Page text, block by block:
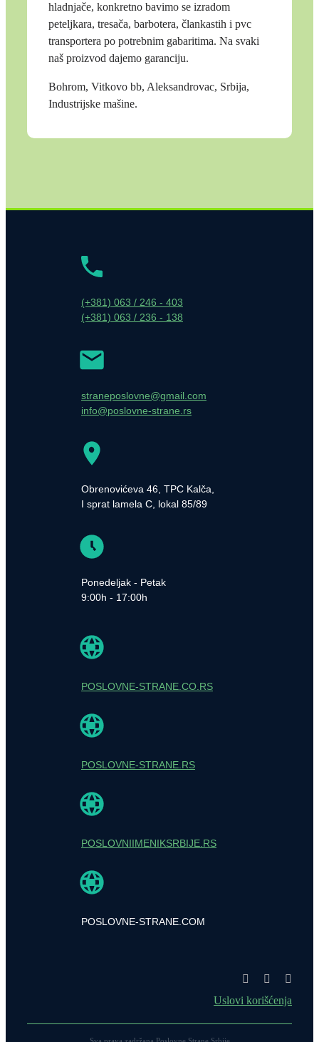
hladnjače, konkretno bavimo se izradom
peteljkara, tresača, barbotera, člankastih i pvc
transportera po potrebnim gabaritima. Na svaki
naš proizvod dajemo garanciju.
Bohrom, Vitkovo bb, Aleksandrovac, Srbija,
Industrijske mašine.
(+381) 063 / 246 - 403
(+381) 063 / 236 - 138
straneposlovne@gmail.com
info@poslovne-strane.rs
Obrenovićeva 46, TPC Kalča,
I sprat lamela C, lokal 85/89
Ponedeljak - Petak
9:00h - 17:00h
POSLOVNE-STRANE.CO.RS
POSLOVNE-STRANE.RS
POSLOVNIIMENIKSRBIJE.RS
POSLOVNE-STRANE.COM
Uslovi korišćenja